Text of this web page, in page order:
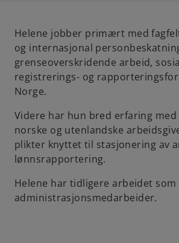
n
s
i
n
e
w
t
a
Helene jobber primært med
og internasjonal
grenseoverskridende arbeid,
registrerings- og
Norge.
Videre har hun bred erfaring
norske og utenlandske
plikter knyttet til stasjonering av
lønnsrapportering.
Helene har tidligere arbeidet
administrasjonsmedarbeider.